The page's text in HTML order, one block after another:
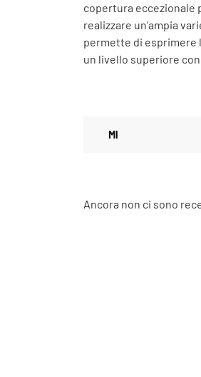
copertura eccezionale
realizzare un’ampia
permette di esprimere
un livello superiore
Ml
Ancora non ci sono